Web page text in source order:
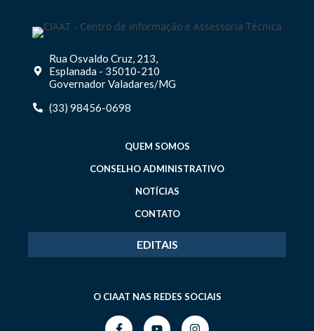
Rua Osvaldo Cruz, 213,
Esplanada - 35010-210
Governador Valadares/MG
(33) 98456-0698
QUEM SOMOS
CONSELHO ADMINISTRATIVO
NOTÍCIAS
CONTATO
EDITAIS
O CIAAT NAS REDES SOCIAIS